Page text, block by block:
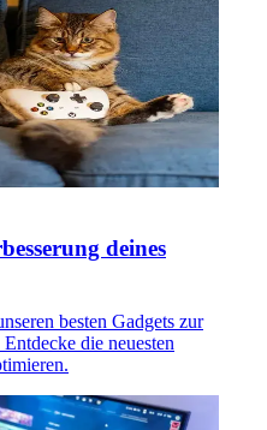
deines
besten Gadgets zur
die neuesten